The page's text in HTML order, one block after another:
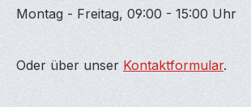
Montag - Freitag, 09:00 - 15:00 Uhr
Oder über unser Kontaktformular.